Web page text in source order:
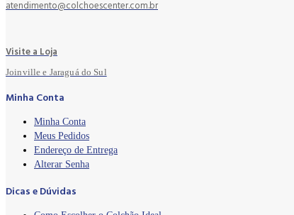
atendimento@colchoescenter.com.br
Visite a Loja
Joinville e Jaraguá do Sul
Minha Conta
Minha Conta
Meus Pedidos
Endereço de Entrega
Alterar Senha
Dicas e Dúvidas